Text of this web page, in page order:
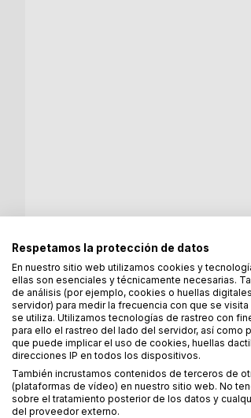
DESCRIPCIÓN
Mejorar tu estado de ánimo,
sentimientos... Tienes en tu
mindfulness que va más allá
Te expondré doce temas
confrontar tu forma de pensar
SOBRE EL
Respetamos la protección de datos
En nuestro sitio web utilizamos cookies y
ellas son esenciales y técnicamente necesarias.
de análisis (por ejemplo, cookies o huellas
servidor) para medir la frecuencia con que se
se utiliza. Utilizamos tecnologías de rastreo con
para ello el rastreo del lado del servidor, así como
que puede implicar el uso de cookies, huellas
direcciones IP en todos los dispositivos.
También incrustamos contenidos de terceros de
(plataformas de vídeo) en nuestro sitio web. No
sobre el tratamiento posterior de los datos y
del proveedor externo.